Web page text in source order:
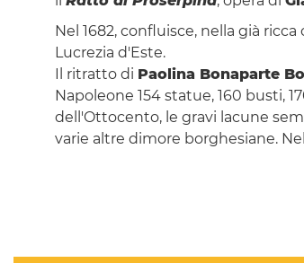
Nel 1682, confluisce, nella già
Lucrezia d'Este.
Il ritratto di Paolina Bonaparte
Napoleone 154 statue, 160 busti,
dell'Ottocento, le gravi lacune
varie altre dimore borghesiane.